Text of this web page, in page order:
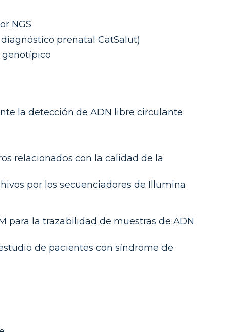
NGS
prenatal CatSalut)
la detección de ADN libre circulante
relacionados con la calidad de la
por los secuenciadores de Illumina
para la trazabilidad de muestras de ADN
de pacientes con síndrome de